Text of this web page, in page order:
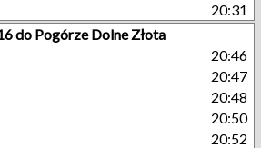
20:31
do Pogórze Dolne Złota
20:46
20:47
20:48
20:50
20:52